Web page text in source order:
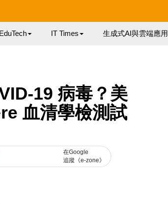
EduTech IT Times 生成式AI與雲端應用
19 病毒？美
血清學檢測試
在Google
追蹤《e-zone》